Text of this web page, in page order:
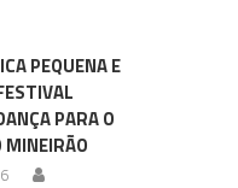
PEQUENA E
PARA O
MINEIRÃO